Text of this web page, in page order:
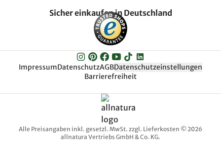
Sicher einkaufen in Deutschland
ImpressumDatenschutzAGBDatenschutzeinstellungen
Barrierefreiheit
Alle Preisangaben inkl. gesetzl. MwSt. zzgl. Lieferkosten © 2026
allnatura Vertriebs GmbH & Co. KG.